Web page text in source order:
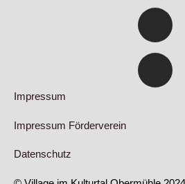
Impressum
Impressum Förderverein
Datenschutz